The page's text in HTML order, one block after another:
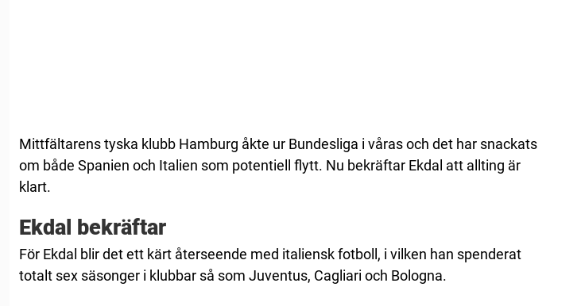
Mittfältarens tyska klubb Hamburg åkte ur Bundesliga i våras och det har snackats
om både Spanien och Italien som potentiell flytt. Nu bekräftar Ekdal att allting är
klart.
Ekdal bekräftar
För Ekdal blir det ett kärt återseende med italiensk fotboll, i vilken han spenderat
totalt sex säsonger i klubbar så som Juventus, Cagliari och Bologna.